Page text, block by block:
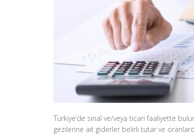
Türkiye’de sınaî ve/veya ticari faaliyette
gezilerine ait giderler belirli tutar ve